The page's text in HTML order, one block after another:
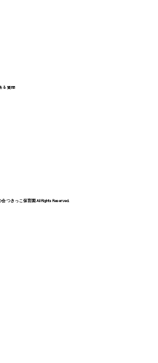
る質問
つきっこ保育園 All Rights Reserved.